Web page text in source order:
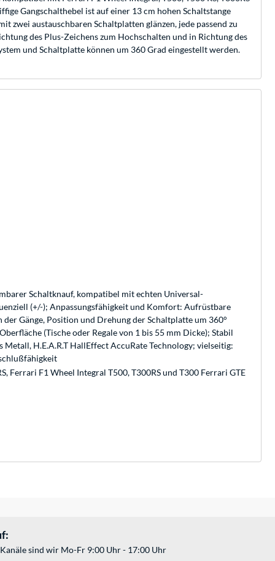
Gangschalthebel ist auf einer 13 cm hohen Schaltstange
zwei austauschbaren Schaltplatten glänzen, jede passend zu
des Plus-Zeichens zum Hochschalten und in Richtung des
und Schaltplatte können um 360 Grad eingestellt werden.
Schaltknauf, kompatibel mit echten Universal-
(+/-); Anpassungsfähigkeit und Komfort: Aufrüstbare
Gänge, Position und Drehung der Schaltplatte um 360°
(Tische oder Regale von 1 bis 55 mm Dicke); Stabil
Metall, H.E.A.R.T HallEffect AccuRate Technology; vielseitig:
Ferrari F1 Wheel Integral T500, T300RS und T300 Ferrari GTE
sind wir Mo-Fr 9:00 Uhr - 17:00 Uhr